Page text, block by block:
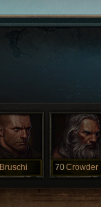
Bruschi 70Crowder